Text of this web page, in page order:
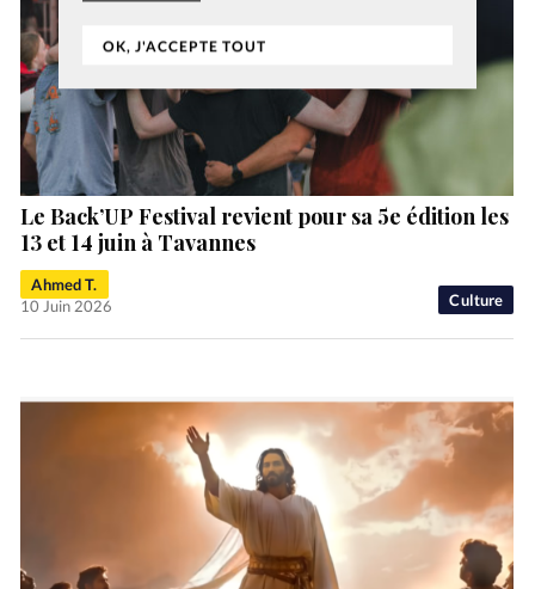
OK, J'ACCEPTE TOUT
Culture
Le Back’UP Festival revient pour sa 5e édition les
13 et 14 juin à Tavannes
Ahmed T.
10 Juin 2026